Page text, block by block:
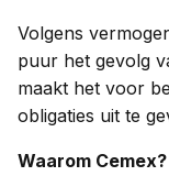
Volgens
puur het gevolg
maakt het voor
obligaties uit te
Waarom Cemex?